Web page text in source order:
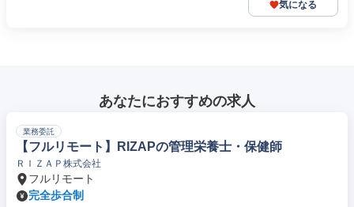
気になる
あなたにおすすめの求人
業務委託
【フルリモート】RIZAPの管理栄養士・保健師
ＲＩＺＡＰ株式会社
フルリモート
完全歩合制